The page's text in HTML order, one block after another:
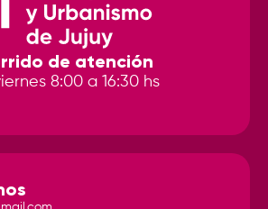
de atención
8:00 a 16:30 hs